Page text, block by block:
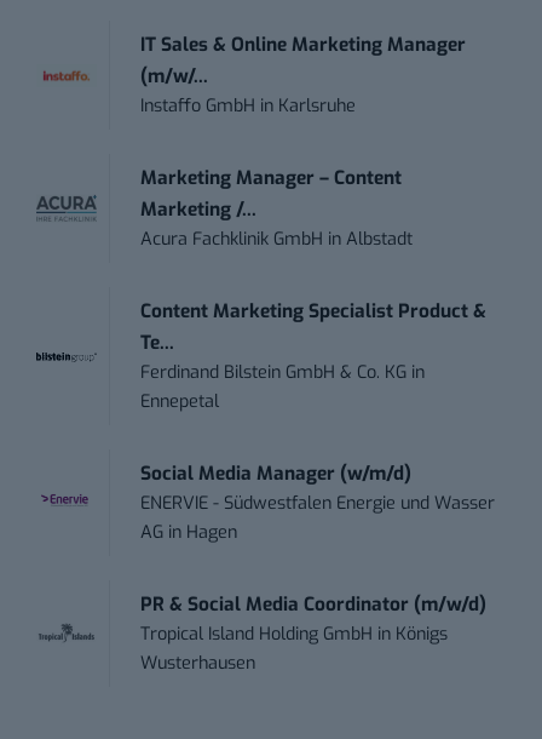
IT Sales & Online Marketing Manager
(m/w/...
Instaffo GmbH in Karlsruhe
Marketing Manager – Content
Marketing /...
Acura Fachklinik GmbH inAlbstadt
Content Marketing Specialist Product &
Te...
Ferdinand Bilstein GmbH & Co. KG in
Ennepetal
Social Media Manager (w/m/d)
ENERVIE - Südwestfalen Energie und Wasser
AG in Hagen
PR & Social Media Coordinator (m/w/d)
Tropical Island Holding GmbH in Königs
Wusterhausen